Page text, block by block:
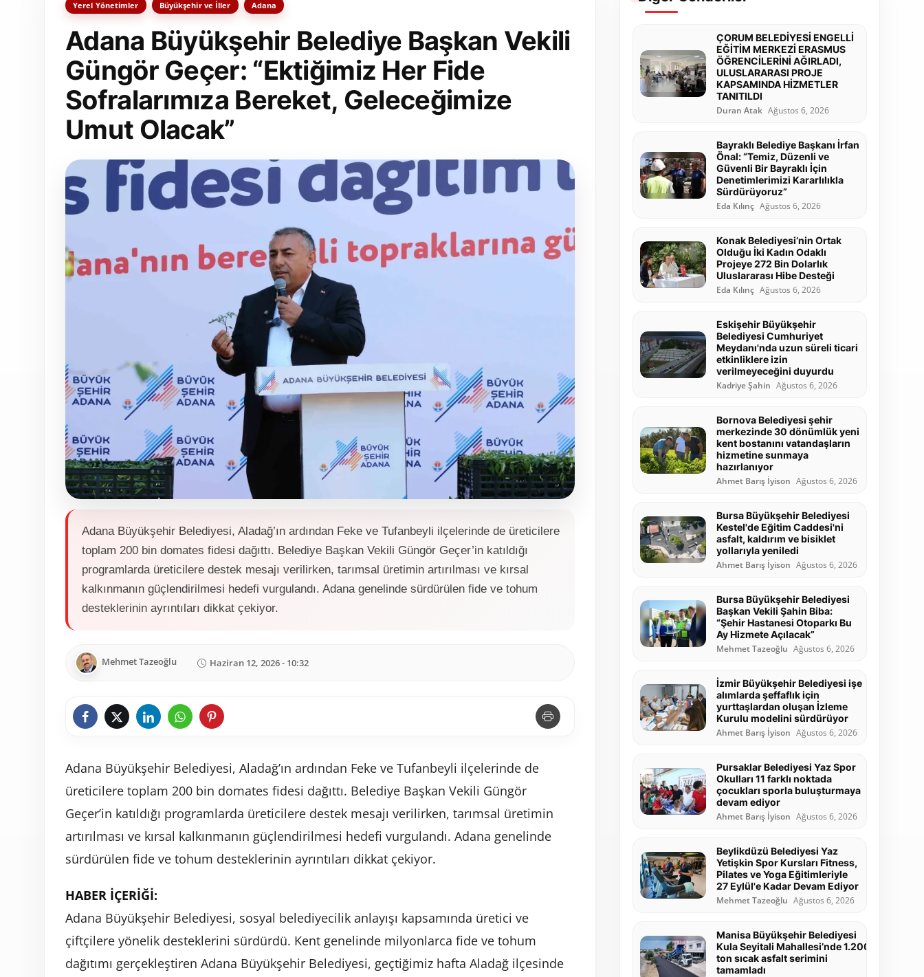
Yerel Yönetimler Büyükşehir ve İller Adana
Adana Büyükşehir Belediye Başkan Vekili
Güngör Geçer: “Ektiğimiz Her Fide
Sofralarımıza Bereket, Geleceğimize
Umut Olacak”
Adana Büyükşehir Belediyesi, Aladağ’ın ardından Feke ve Tufanbeyli ilçelerinde de üreticilere
toplam 200 bin domates fidesi dağıttı. Belediye Başkan Vekili Güngör Geçer’in katıldığı
programlarda üreticilere destek mesajı verilirken, tarımsal üretimin artırılması ve kırsal
kalkınmanın güçlendirilmesi hedefi vurgulandı. Adana genelinde sürdürülen fide ve tohum
desteklerinin ayrıntıları dikkat çekiyor.
Mehmet Tazeoğlu Haziran 12, 2026 - 10:32
Adana Büyükşehir Belediyesi, Aladağ’ın ardından Feke ve Tufanbeyli ilçelerinde de
üreticilere toplam 200 bin domates fidesi dağıttı. Belediye Başkan Vekili Güngör
Geçer’in katıldığı programlarda üreticilere destek mesajı verilirken, tarımsal üretimin
artırılması ve kırsal kalkınmanın güçlendirilmesi hedefi vurgulandı. Adana genelinde
sürdürülen fide ve tohum desteklerinin ayrıntıları dikkat çekiyor.
HABER İÇERİĞİ:
Adana Büyükşehir Belediyesi, sosyal belediyecilik anlayışı kapsamında üretici ve
çiftçilere yönelik desteklerini sürdürdü. Kent genelinde milyonlarca fide ve tohum
dağıtımı gerçekleştiren Adana Büyükşehir Belediyesi, geçtiğimiz hafta Aladağ ilçesinde
ÇORUM BELEDİYESİ ENGELLİ
EĞİTİM MERKEZİ ERASMUS
ÖĞRENCİLERİNİ AĞIRLADI,
ULUSLARARASI PROJE
KAPSAMINDA HİZMETLER
TANITILDI
Duran Atak Ağustos 6, 2026
Bayraklı Belediye Başkanı İrfan
Önal: “Temiz, Düzenli ve
Güvenli Bir Bayraklı İçin
Denetimlerimizi Kararlılıkla
Sürdürüyoruz”
Eda Kılınç Ağustos 6, 2026
Konak Belediyesi’nin Ortak
Olduğu İki Kadın Odaklı
Projeye 272 Bin Dolarlık
Uluslararası Hibe Desteği
Eda Kılınç Ağustos 6, 2026
Eskişehir Büyükşehir
Belediyesi Cumhuriyet
Meydanı'nda uzun süreli ticari
etkinliklere izin
verilmeyeceğini duyurdu
Kadriye Şahin Ağustos 6, 2026
Bornova Belediyesi şehir
merkezinde 30 dönümlük yeni
kent bostanını vatandaşların
hizmetine sunmaya
hazırlanıyor
Ahmet Barış İyison Ağustos 6, 2026
Bursa Büyükşehir Belediyesi
Kestel'de Eğitim Caddesi'ni
asfalt, kaldırım ve bisiklet
yollarıyla yeniledi
Ahmet Barış İyison Ağustos 6, 2026
Bursa Büyükşehir Belediyesi
Başkan Vekili Şahin Biba:
“Şehir Hastanesi Otoparkı Bu
Ay Hizmete Açılacak”
Mehmet Tazeoğlu Ağustos 6, 2026
İzmir Büyükşehir Belediyesi işe
alımlarda şeffaflık için
yurttaşlardan oluşan İzleme
Kurulu modelini sürdürüyor
Ahmet Barış İyison Ağustos 6, 2026
Pursaklar Belediyesi Yaz Spor
Okulları 11 farklı noktada
çocukları sporla buluşturmaya
devam ediyor
Ahmet Barış İyison Ağustos 6, 2026
Beylikdüzü Belediyesi Yaz
Yetişkin Spor Kursları Fitness,
Pilates ve Yoga Eğitimleriyle
27 Eylül'e Kadar Devam Ediyor
Mehmet Tazeoğlu Ağustos 6, 2026
Manisa Büyükşehir Belediyesi
Kula Seyitali Mahallesi’nde 1.200
ton sıcak asfalt serimini
tamamladı